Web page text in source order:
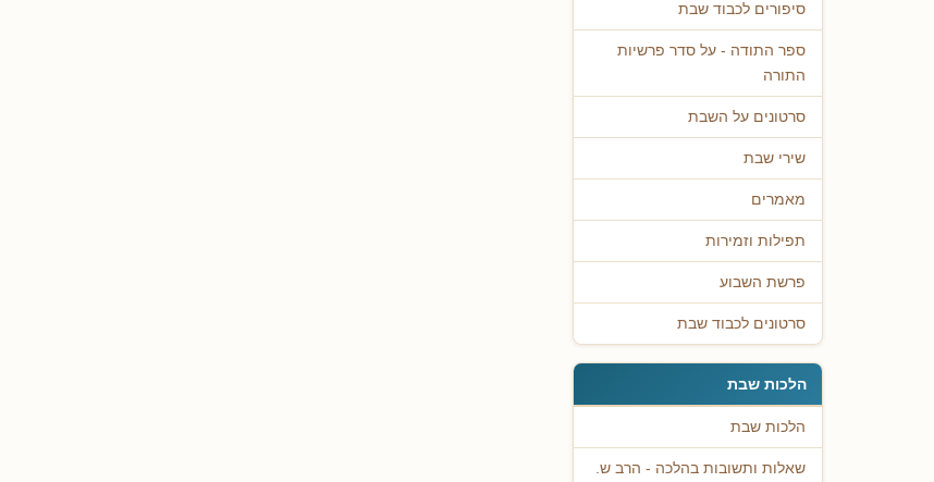
סיפורים לכבוד שבת
ספר התודה - על סדר פרשיות
התורה
סרטונים על השבת
שירי שבת
מאמרים
תפילות וזמירות
פרשת השבוע
סרטונים לכבוד שבת
הלכות שבת
הלכות שבת
שאלות ותשובות בהלכה - הרב ש.